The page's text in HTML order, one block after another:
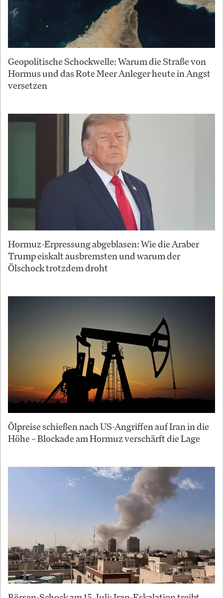
Geopolitische Schockwelle: Warum die Straße von
Hormus und das Rote Meer Anleger heute in Angst
versetzen
Hormuz-Erpressung abgeblasen: Wie die Araber
Trump eiskalt ausbremsten und warum der
Ölschock trotzdem droht
Ölpreise schießen nach US-Angriffen auf Iran in die
Höhe – Blockade am Hormuz verschärft die Lage